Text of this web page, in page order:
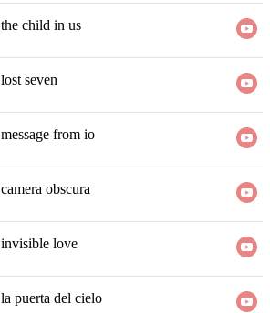
the child in us
lost seven
message from io
camera obscura
invisible love
la puerta del cielo